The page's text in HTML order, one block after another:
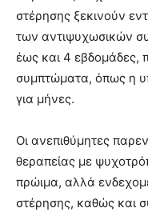
στέρησης ξεκινούν
των αντιψυχωσικών
έως και 4 εβδομάδες,
συμπτώματα, όπως η
για μήνες.
Οι ανεπιθύμητες
θεραπείας με
πρώιμα, αλλά
στέρησης, καθώς και